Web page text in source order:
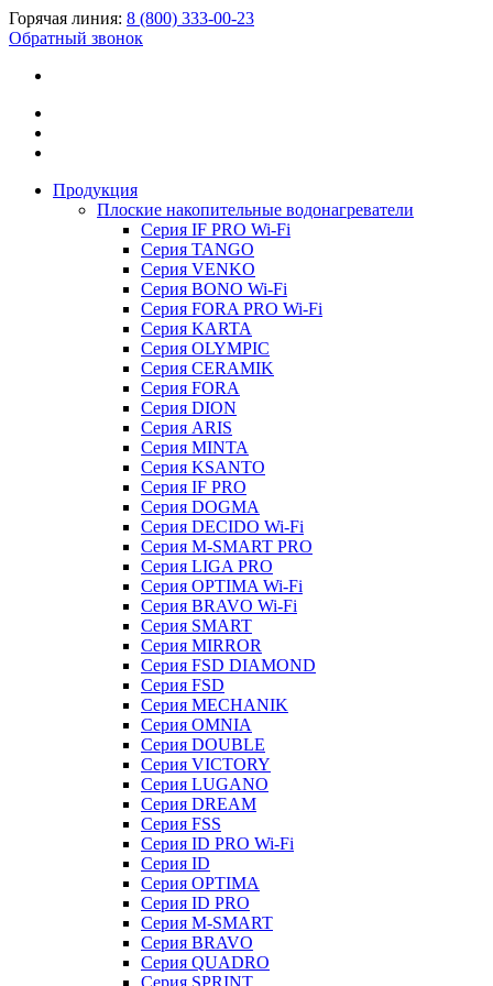
Горячая линия: 8 (800) 333-00-23
Обратный звонок
Продукция
Плоские накопительные водонагреватели
Серия IF PRO Wi-Fi
Серия TANGO
Серия VENKO
Серия BONO Wi-Fi
Серия FORA PRO Wi-Fi
Серия KARTA
Серия OLYMPIC
Серия CERAMIK
Серия FORA
Серия DION
Серия ARIS
Серия MINTA
Серия KSANTO
Серия IF PRO
Серия DOGMA
Серия DECIDO Wi-Fi
Серия M-SMART PRO
Серия LIGA PRO
Серия OPTIMA Wi-Fi
Серия BRAVO Wi-Fi
Серия SMART
Серия MIRROR
Серия FSD DIAMOND
Серия FSD
Серия MECHANIK
Серия OMNIA
Серия DOUBLE
Серия VICTORY
Серия LUGANO
Серия DREAM
Серия FSS
Серия ID PRO Wi-Fi
Серия ID
Серия OPTIMA
Серия ID PRO
Серия M-SMART
Серия BRAVO
Серия QUADRO
Серия SPRINT